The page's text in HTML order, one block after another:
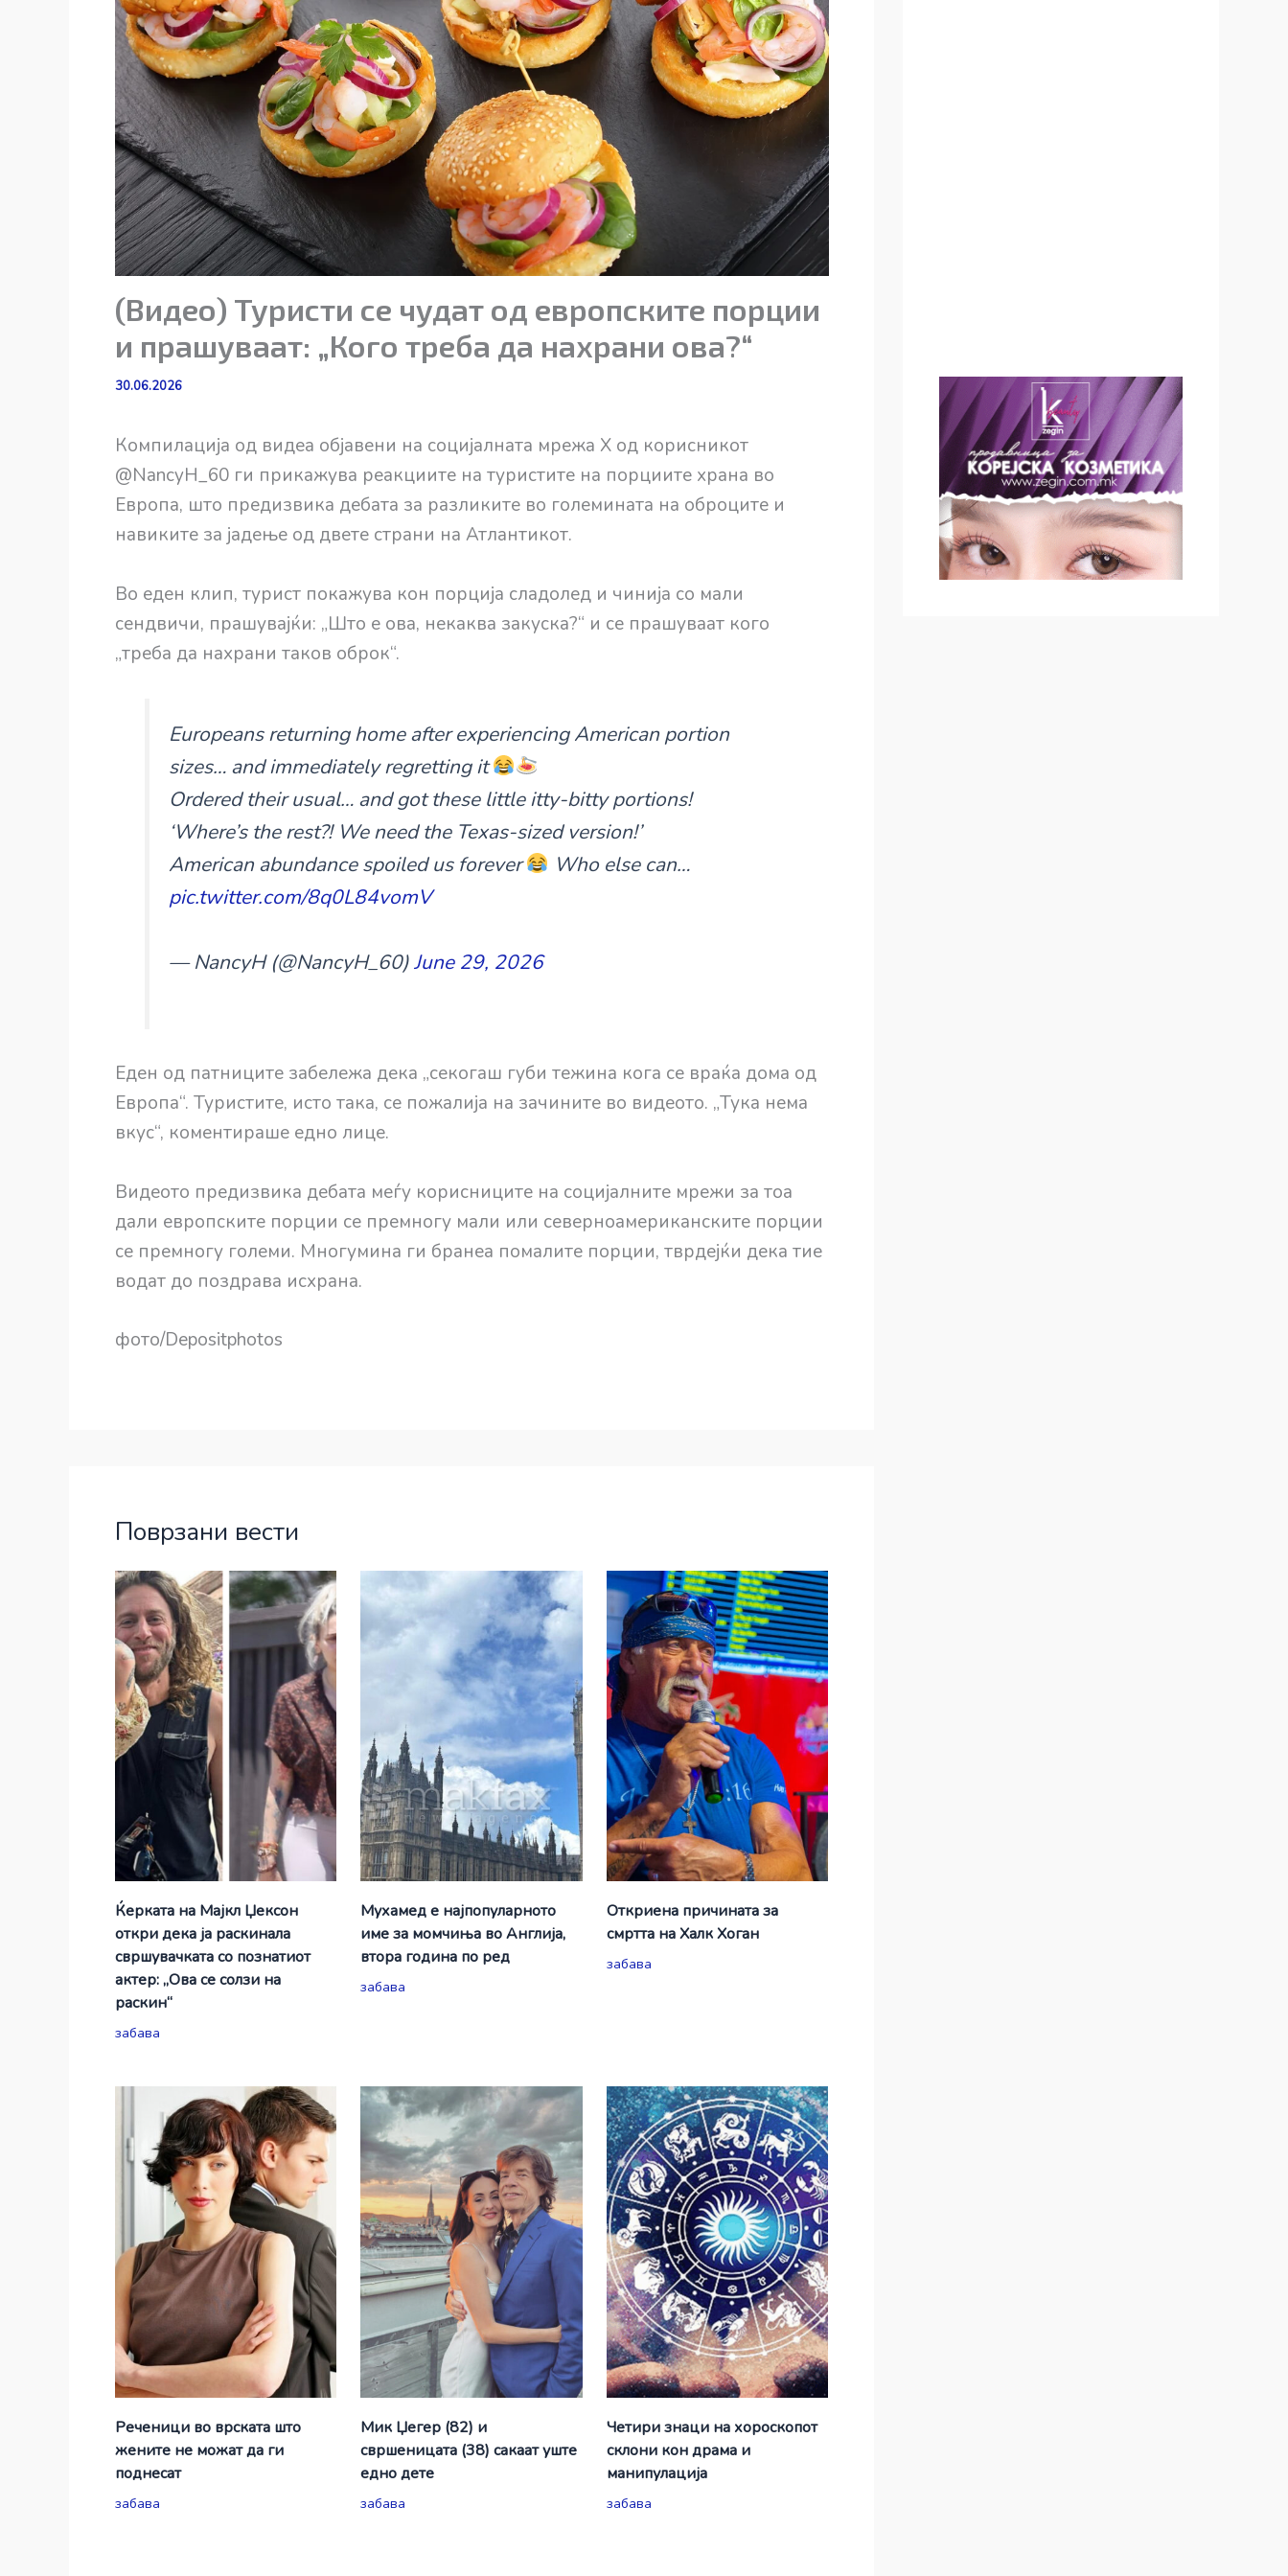
(Видео) Туристи се чудат од европските порции
и прашуваат: „Кого треба да нахрани ова?“
30.06.2026
Компилација од видеа објавени на социјалната мрежа X од корисникот
@NancyH_60 ги прикажува реакциите на туристите на порциите храна во
Европа, што предизвика дебата за разликите во големината на оброците и
навиките за јадење од двете страни на Атлантикот.
Во еден клип, турист покажува кон порција сладолед и чинија со мали
сендвичи, прашувајќи: „Што е ова, некаква закуска?“ и се прашуваат кого
„треба да нахрани таков оброк“.
Europeans returning home after experiencing American portion
sizes… and immediately regretting it
Ordered their usual… and got these little itty-bitty portions!
‘Where’s the rest?! We need the Texas-sized version!’
American abundance spoiled us forever
Who else can…
pic.twitter.com/8q0L84vomV
— NancyH (@NancyH_60)June 29, 2026
Еден од патниците забележа дека „секогаш губи тежина кога се враќа дома од
Европа“. Туристите, исто така, се пожалија на зачините во видеото. „Тука нема
вкус“, коментираше едно лице.
Видеото предизвика дебата меѓу корисниците на социјалните мрежи за тоа
дали европските порции се премногу мали или северноамериканските порции
се премногу големи. Многумина ги бранеа помалите порции, тврдејќи дека тие
водат до поздрава исхрана.
фото/Depositphotos
Поврзани вести
Ќерката на Мајкл Џексон
откри дека ја раскинала
свршувачката со познатиот
актер: „Ова се солзи на
раскин“
забава
Мухамед е најпопуларното
име за момчиња во Англија,
втора година по ред
забава
Откриена причината за
смртта на Халк Хоган
забава
Реченици во врската што
жените не можат да ги
поднесат
забава
Мик Џегер (82) и
свршеницата (38) сакаат уште
едно дете
забава
Четири знаци на хороскопот
склони кон драма и
манипулација
забава